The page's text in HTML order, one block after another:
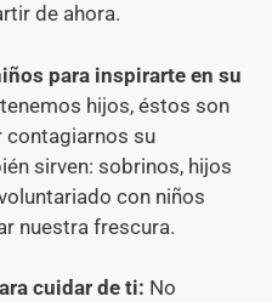
de ahora.
para inspirarte en su
hijos, éstos son
contagiarnos su
sirven: sobrinos, hijos
con niños
nuestra frescura.
cuidar de ti: No